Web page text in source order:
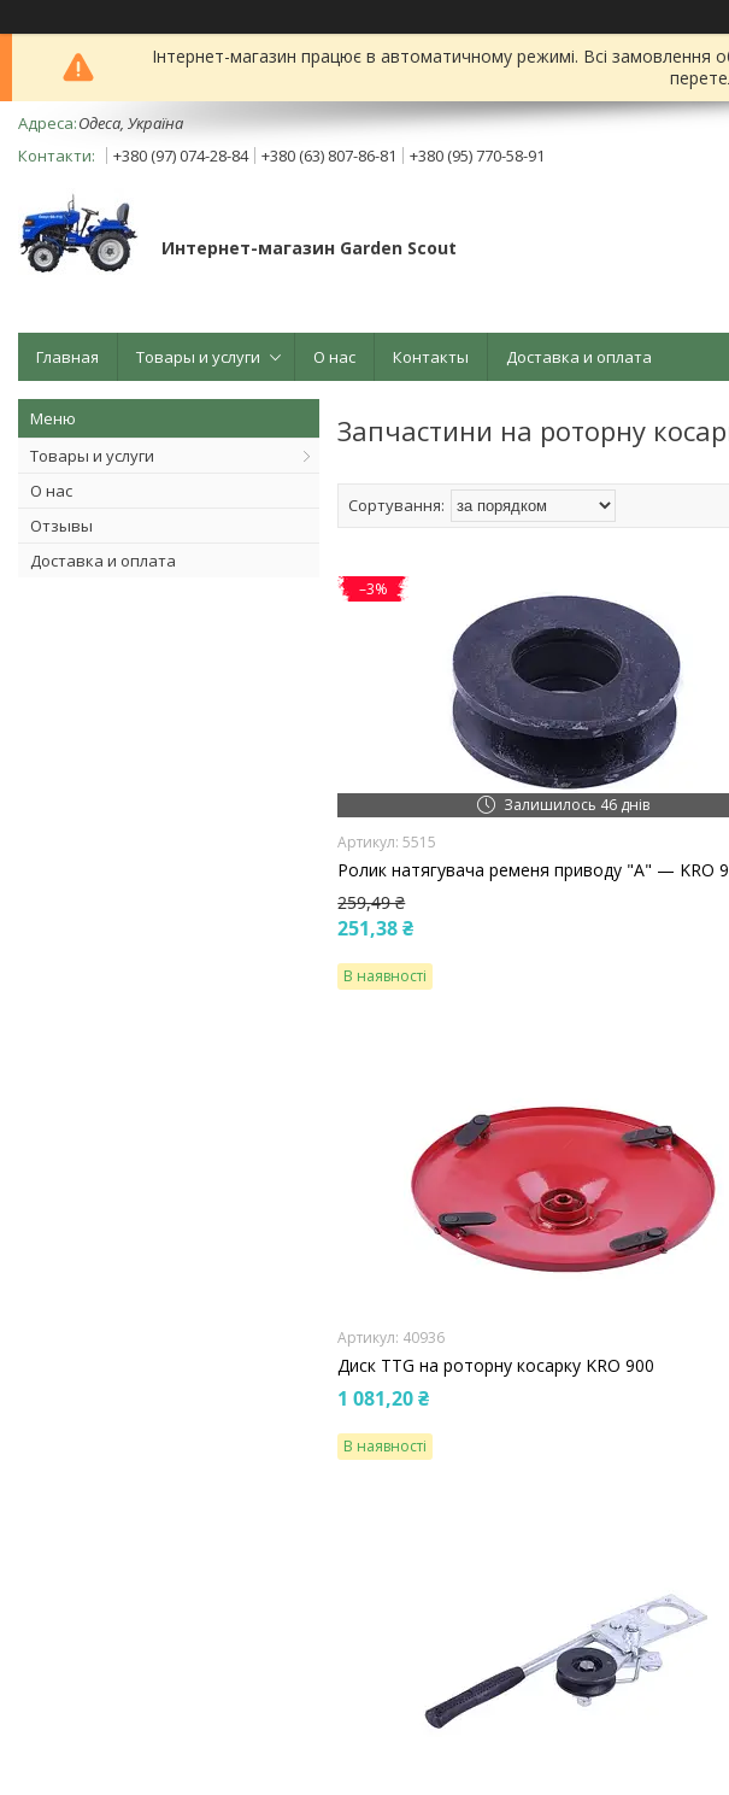
Інтернет-магазин працює в автоматичному режимі. Всі замовлення
Одеса, Україна
+380 (97) 074-28-84
+380 (63) 807-86-81 +380 (95) 770-58-91
Интернет-магазин Garden Scout
Главная Товары и услуги О нас Контакты Доставка и оплата
Товары и услуги
О нас
Отзывы
Доставка и оплата
Запчастини на роторну
–3%
Залишилось 46 днів
5515
Ролик натягувача ременя приводу "A" — KRO
259,49 ₴
251,38 ₴
В наявності
40936
Диск TTG на роторну косарку KRO 900
1 081,20 ₴
В наявності